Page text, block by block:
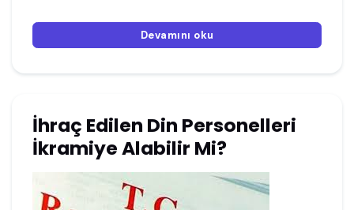
Devamını oku
İhraç Edilen Din Personelleri
İkramiye Alabilir Mi?